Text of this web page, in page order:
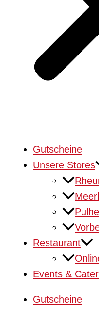
Gutscheine
Unsere Stores
Restaurant
Events &
Gutscheine